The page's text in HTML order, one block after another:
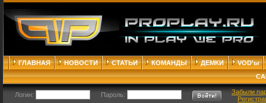
ГЛАВНАЯ НОВОСТИ СТАТЬИ КОМАНДЫ ДЕМКИ
VOD'ы
Логин: Пароль:
Забыли